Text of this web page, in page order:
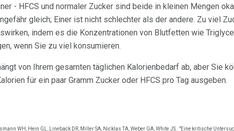
- HFCS und normaler Zucker sind beide in kleinen Mengen
gleich; Einer ist nicht schlechter als der andere. Zu viel
indem es die Konzentrationen von Blutfetten wie
wenn Sie zu viel konsumieren.
von Ihrem gesamten täglichen Kalorienbedarf ab, aber Sie
für ein paar Gramm Zucker oder HFCS pro Tag ausgeben.
WH, Hein GL, Lineback DR, Miller SA, Nicklas TA, Weber GA, White JS. "Eine kritische